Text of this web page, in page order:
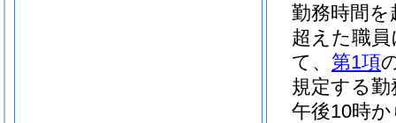
勤務時間
超えた職
て、 第1項
規定する
午後10時